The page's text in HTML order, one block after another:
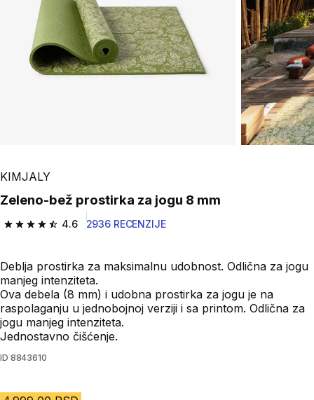
Play Video
KIMJALY
Zeleno-bež prostirka za jogu 8 mm
4.6
4.6 od 5 zvezdica from 2936 Recenzije
2936 RECENZIJE
Deblja prostirka za maksimalnu udobnost. Odlična za jogu
manjeg intenziteta.
Ova debela (8 mm) i udobna prostirka za jogu je na
raspolaganju u jednobojnoj verziji i sa printom. Odlična za
jogu manjeg intenziteta.
Jednostavno čišćenje.
ID 8843610